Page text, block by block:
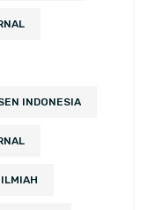
INDONESIA